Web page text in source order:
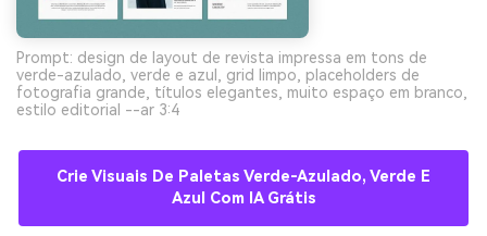
Prompt: design de layout de revista impressa em tons de
verde-azulado, verde e azul, grid limpo, placeholders de
fotografia grande, títulos elegantes, muito espaço em branco,
estilo editorial --ar 3:4
Crie Visuais De Paletas Verde-Azulado, Verde E
Azul Com IA Grátis